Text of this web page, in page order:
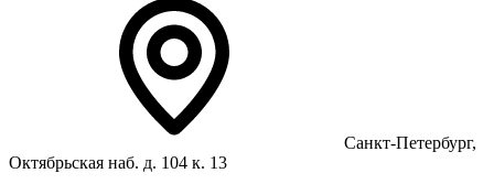
Санкт-Петербург,
Октябрьская наб. д. 104 к. 13